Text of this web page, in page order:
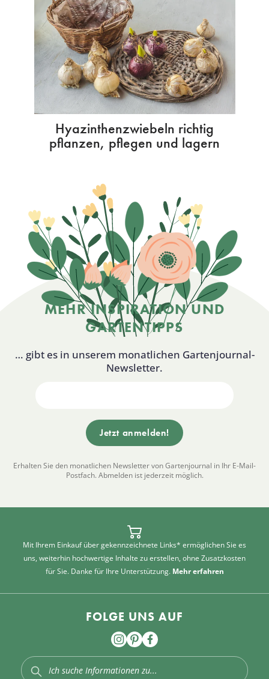
Hyazinthenzwiebeln richtig
pflanzen, pflegen und lagern
MEHR INSPIRATION UND
GARTENTIPPS
… gibt es in unserem monatlichen Gartenjournal-
Newsletter.
Erhalten Sie den monatlichen Newsletter von Gartenjournal in Ihr E-Mail-
Postfach. Abmelden ist jederzeit möglich.
Mit Ihrem Einkauf über gekennzeichnete Links* ermöglichen Sie es
uns, weiterhin hochwertige Inhalte zu erstellen, ohne Zusatzkosten
für Sie. Danke für Ihre Unterstützung. Mehr erfahren
FOLGE UNS AUF